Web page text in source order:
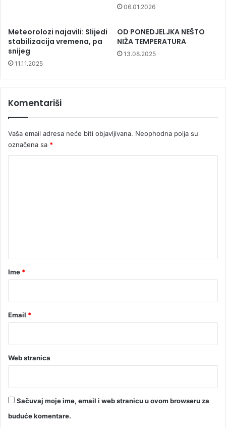
06.01.2026
Meteorolozi najavili: Slijedi
stabilizacija vremena, pa
snijeg
11.11.2025
OD PONEDJELJKA NEŠTO
NIŽA TEMPERATURA
13.08.2025
Komentariši
Vaša email adresa neće biti objavljivana. Neophodna polja su
označena sa *
rIme *
Email *
Web stranica
Sačuvaj moje ime, email i web stranicu u ovom browseru za
buduće komentare.